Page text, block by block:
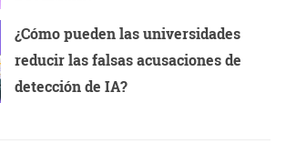
¿Cómo pueden las universidades
reducir las falsas acusaciones de
detección de IA?